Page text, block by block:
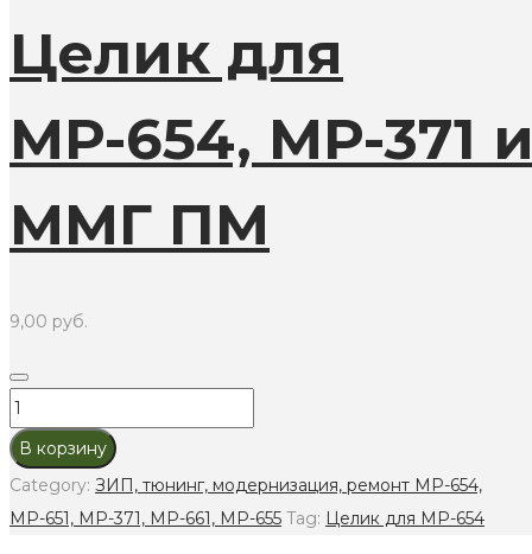
Целик для
МР-654, МР-371
ММГ ПМ
9,00 руб.
Целик
для
МР-654,
В корзину
Category: ЗИП, тюнинг, модернизация, ремонт МР-654,
МР-651, МР-371, МР-661, МР-655 Tag: Целик для МР-654